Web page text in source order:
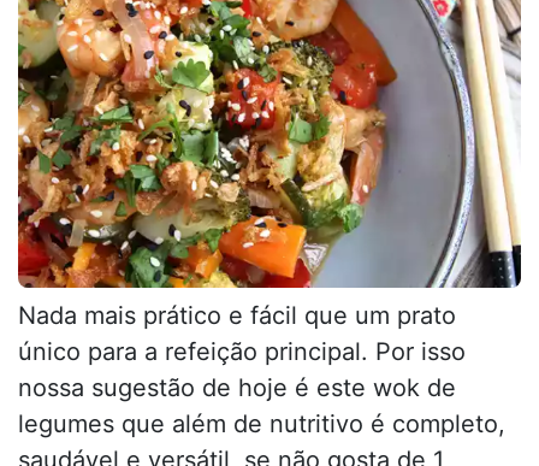
Nada mais prático e fácil que um prato
único para a refeição principal. Por isso
nossa sugestão de hoje é este wok de
legumes que além de nutritivo é completo,
saudável e versátil, se não gosta de 1